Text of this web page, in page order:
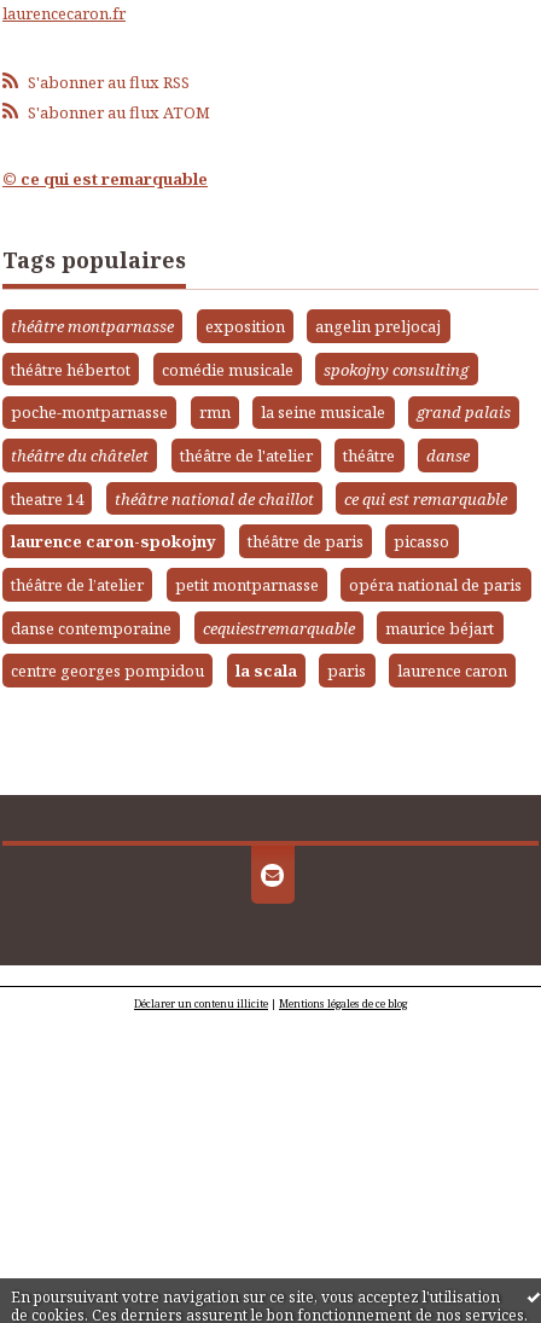
En poursuivant votre navigation sur ce site, vous acceptez l'utilisation
de cookies. Ces derniers assurent le bon fonctionnement de nos services.
laurencecaron.fr
S'abonner au flux RSS
S'abonner au flux ATOM
© ce qui est remarquable
Tags populaires
théâtre montparnasse exposition
angelin preljocaj
théâtre hébertot
comédie musicale
spokojny consulting
poche-montparnasse
rmn la seine musicale
grand palais
théâtre du châtelet
théâtre de l'atelier théâtre
danse
theatre 14
théâtre national de chaillot
ce qui est remarquable
laurence caron-spokojny
théâtre de paris
picasso
théâtre de l’atelier
petit montparnasse
opéra national de paris
danse contemporaine
cequiestremarquable
maurice béjart
centre georges pompidou
la scala paris laurence caron
Déclarer un contenu illicite | Mentions légales de ce blog